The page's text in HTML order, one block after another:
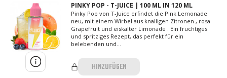
PINKY POP - T-JUICE | 100 ML IN 120 ML
Pinky Pop von T-Juice erfindet die Pink Lemonade
neu, mit einem Wirbel aus knalligen Zitronen , rosa
Grapefruit und eiskalter Limonade . Ein fruchtiges
und spritziges Rezept, das perfekt für ein
belebenden und...
HINZUFÜGEN